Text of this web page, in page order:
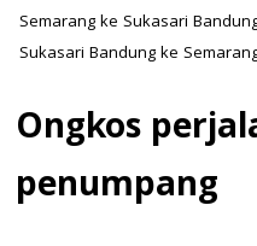
Semarang ke Sukasari
Sukasari Bandung ke
Ongkos
penumpang